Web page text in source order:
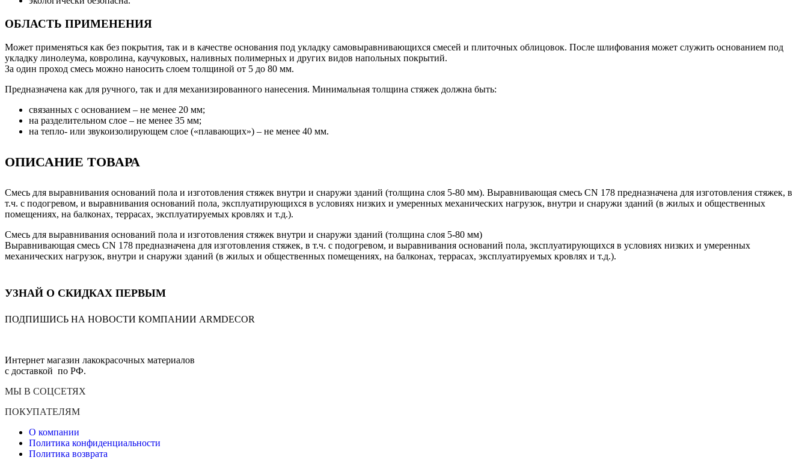
ОБЛАСТЬ ПРИМЕНЕНИЯ
Может применяться как без покрытия, так и в качестве основания под укладку самовыравнивающихся смесей и плиточных облицовок. После шлифования может служить основанием под
укладку линолеума, ковролина, каучуковых, наливных полимерных и других видов напольных покрытий.
За один проход смесь можно наносить слоем толщиной от 5 до 80 мм.
Предназначена как для ручного, так и для механизированного нанесения. Минимальная толщина стяжек должна быть:
связанных с основанием – не менее 20 мм;
на разделительном слое – не менее 35 мм;
на тепло- или звукоизолирующем слое («плавающих») – не менее 40 мм.
ОПИСАНИЕ ТОВАРА
Смесь для выравнивания оснований пола и изготовления стяжек внутри и снаружи зданий (толщина слоя 5-80 мм). Выравнивающая смесь CN 178 предназначена для изготовления стяжек, в
т.ч. с подогревом, и выравнивания оснований пола, эксплуатирующихся в условиях низких и умеренных механических нагрузок, внутри и снаружи зданий (в жилых и общественных
помещениях, на балконах, террасах, эксплуатируемых кровлях и т.д.).
Смесь для выравнивания оснований пола и изготовления стяжек внутри и снаружи зданий (толщина слоя 5-80 мм)
Выравнивающая смесь CN 178 предназначена для изготовления стяжек, в т.ч. с подогревом, и выравнивания оснований пола, эксплуатирующихся в условиях низких и умеренных
механических нагрузок, внутри и снаружи зданий (в жилых и общественных помещениях, на балконах, террасах, эксплуатируемых кровлях и т.д.).
УЗНАЙ О СКИДКАХ ПЕРВЫМ
ПОДПИШИСЬ НА НОВОСТИ КОМПАНИИ ARMDECOR
Интернет магазин лакокрасочных материалов
с доставкой по РФ.
МЫ В СОЦСЕТЯХ
ПОКУПАТЕЛЯМ
О компании
Политика конфиденциальности
Политика возврата